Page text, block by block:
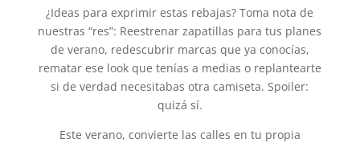
¿Ideas para exprimir estas rebajas? Toma nota de
nuestras “res”: Reestrenar zapatillas para tus planes
de verano, redescubrir marcas que ya conocías,
rematar ese look que tenías a medias o replantearte
si de verdad necesitabas otra camiseta. Spoiler:
quizá sí.
Este verano, convierte las calles en tu propia